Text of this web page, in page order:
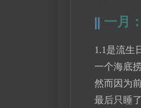
一月
1.1是流生
一个海底
然而因为
最后只睡